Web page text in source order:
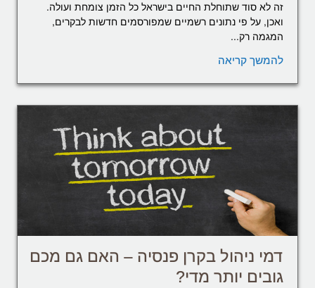
זה לא סוד שתוחלת החיים בישראל כל הזמן צומחת ועולה.
ואכן, על פי נתונים רשמיים שמפורסמים חדשות לבקרים,
המגמה רק...
להמשך קריאה
דמי ניהול בקרן פנסיה – האם גם מכם
גובים יותר מדי?